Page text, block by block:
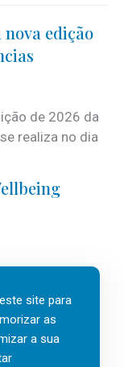
edição
de 2026 da
realiza no dia
aos
2026.
site para
as
a sua